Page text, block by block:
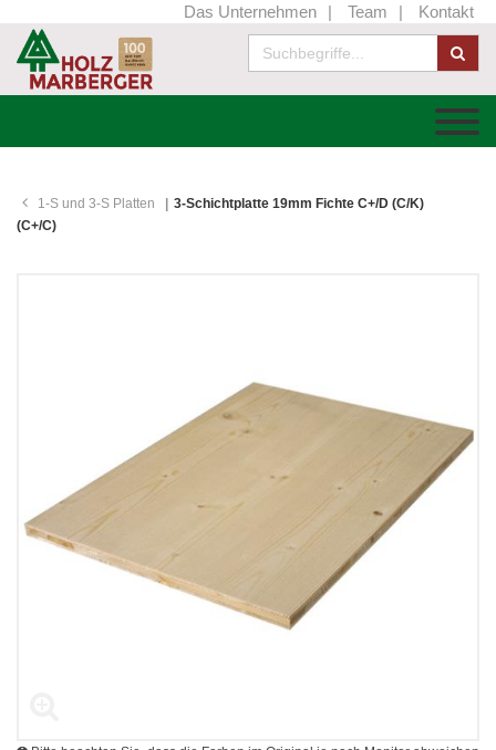
Das Unternehmen Team Kontakt
1-S und 3-S Platten
3-Schichtplatte 19mm Fichte C+/D (C/K)
(C+/C)